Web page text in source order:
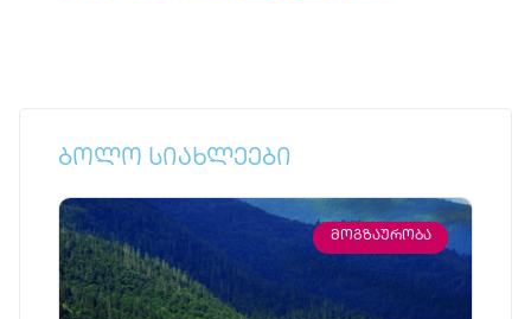
ბოლო სიახლეები
ᲛᲝᲒᲖᲐᲣᲠᲝᲑᲐ